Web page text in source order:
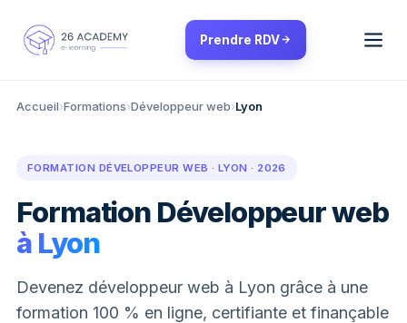
Prendre RDV
Accueil›Formations›Développeur web›Lyon
FORMATION DÉVELOPPEUR WEB · LYON · 2026
Formation Développeur web
à Lyon
Devenez développeur web à Lyon grâce à une
formation 100 % en ligne, certifiante et finançable